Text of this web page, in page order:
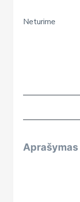
Neturime
Aprašymas